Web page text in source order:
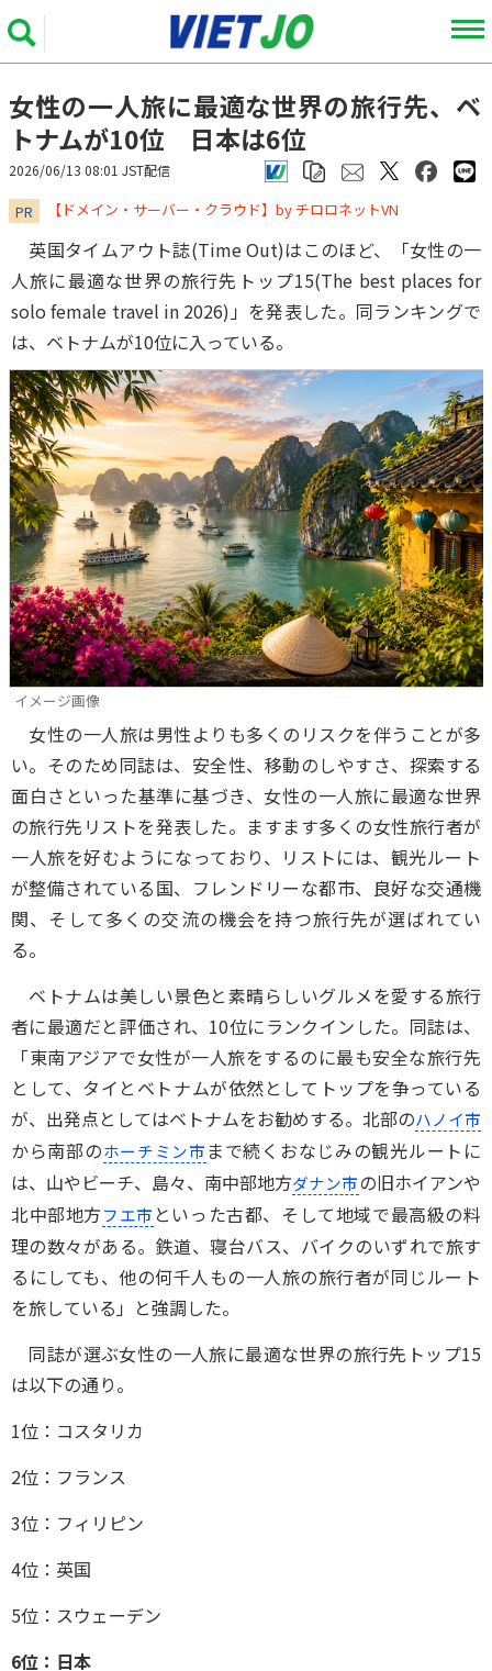
女性の一人旅に最適な世界の旅行先、ベ
トナムが10位 日本は6位
2026/06/13 08:01 JST配信
PR ​​​​​​​【ドメイン・サーバー・クラウド】by チロロネットVN
英国タイムアウト誌(Time Out)はこのほど、「女性の一
人旅に最適な世界の旅行先トップ15(The best places for
solo female travel in 2026)」を発表した。同ランキングで
は、ベトナムが10位に入っている。
イメージ画像
女性の一人旅は男性よりも多くのリスクを伴うことが多
い。そのため同誌は、安全性、移動のしやすさ、探索する
面白さといった基準に基づき、女性の一人旅に最適な世界
の旅行先リストを発表した。ますます多くの女性旅行者が
一人旅を好むようになっており、リストには、観光ルート
が整備されている国、フレンドリーな都市、良好な交通機
関、そして多くの交流の機会を持つ旅行先が選ばれてい
る。
ベトナムは美しい景色と素晴らしいグルメを愛する旅行
者に最適だと評価され、10位にランクインした。同誌は、
「東南アジアで女性が一人旅をするのに最も安全な旅行先
として、タイとベトナムが依然としてトップを争っている
が、出発点としてはベトナムをお勧めする。北部のハノイ市
から南部のホーチミン市 まで続くおなじみの観光ルートに
は、山やビーチ、島々、南中部地方ダナン市の旧ホイアンや
北中部地方フエ市 といった古都、そして地域で最高級の料
理の数々がある。鉄道、寝台バス、バイクのいずれで旅す
るにしても、他の何千人もの一人旅の旅行者が同じルート
を旅している」と強調した。
同誌が選ぶ女性の一人旅に最適な世界の旅行先トップ15
は以下の通り。
1位：コスタリカ
2位：フランス
3位：フィリピン
4位：英国
5位：スウェーデン
6位：日本